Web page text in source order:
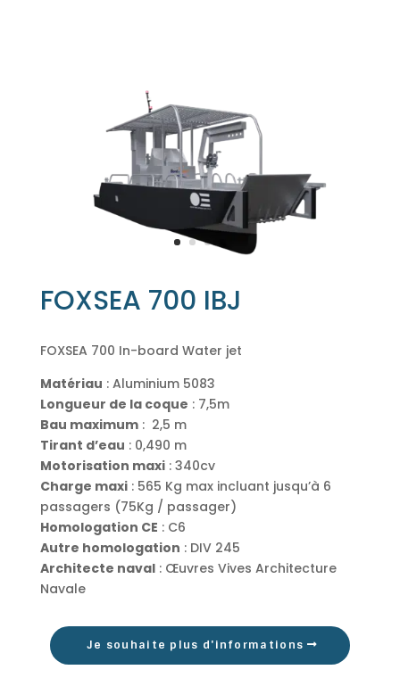
FOXSEA 700 IBJ
FOXSEA 700 In-board Water jet
Matériau : Aluminium 5083
Longueur de la coque : 7,5m
Bau maximum: 2,5 m
Tirant d’eau : 0,490 m
Motorisation maxi: 340cv
Charge maxi: 565 Kg max incluant jusqu’à 6
passagers (75Kg / passager)
Homologation CE : C6
Autre homologation : DIV 245
Architecte naval: Œuvres Vives Architecture
Navale
Je souhaite plus d'informations